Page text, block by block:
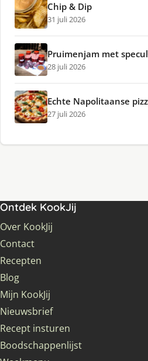
Chip & Dip
31 juli 2026
Pruimenjam met
28 juli 2026
Echte Napolitaanse
27 juli 2026
Ontdek KookJij
Over KookJij
Contact
Recepten
Blog
Mijn KookJij
Nieuwsbrief
Recept insturen
Boodschappenlijst